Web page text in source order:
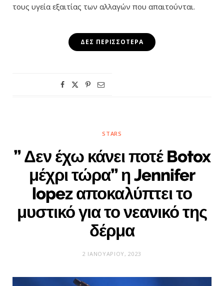
τους υγεία εξαιτίας των αλλαγών που απαιτούνται.
ΔΕΣ ΠΕΡΙΣΣΌΤΕΡΑ
STARS
” Δεν έχω κάνει ποτέ Botox
μέχρι τώρα” η Jennifer
lopez αποκαλύπτει το
μυστικό για το νεανικό της
δέρμα
2 ΙΑΝΟΥΑΡΊΟΥ, 2023